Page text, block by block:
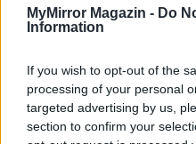
MyMirror Magazin - Do
Information
If you wish to opt-out of the
processing of your personal
targeted advertising by us,
section to confirm your